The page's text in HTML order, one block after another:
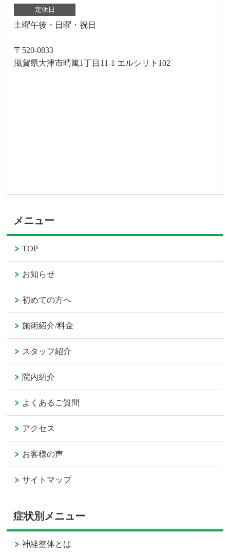
定休日
土曜午後・日曜・祝日
〒520-0833
滋賀県大津市晴嵐1丁目11-1 エルシリト102
メニュー
TOP
お知らせ
初めての方へ
施術紹介/料金
スタッフ紹介
院内紹介
よくあるご質問
アクセス
お客様の声
サイトマップ
症状別メニュー
神経整体とは